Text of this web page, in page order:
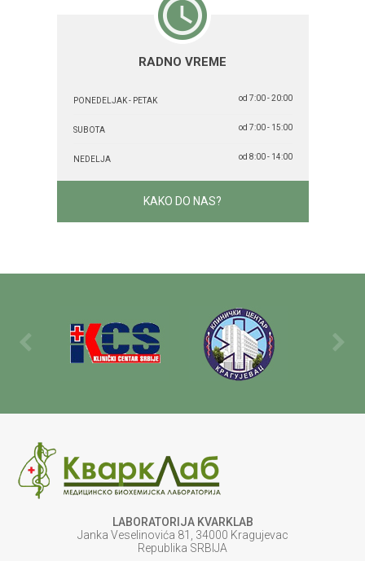
RADNO VREME
PONEDELJAK - PETAK od 7:00 - 20:00
SUBOTA od 7:00 - 15:00
NEDELJA od 8:00 - 14:00
KAKO DO NAS?
LABORATORIJA KVARKLAB
Janka Veselinovića 81, 34000 Kragujevac
Republika SRBIJA